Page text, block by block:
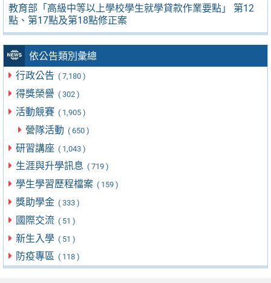
教育部「高級中等以上學校學生就學貸款作業要點」 第12
點、第17點及第18點修正案
依公告類別彙總
行政公告 ( 7,180 )
得獎榮譽 ( 302 )
活動競賽 ( 1,905 )
營隊活動 ( 650 )
研習講座 ( 1,043 )
生涯與升學訊息 ( 719 )
學生學習歷程檔案 ( 159 )
獎助學金 ( 333 )
國際交流 ( 51 )
新生入學 ( 51 )
防疫專區 ( 118 )